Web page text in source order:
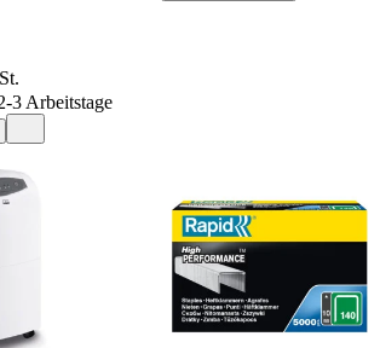
3 Arbeitstage